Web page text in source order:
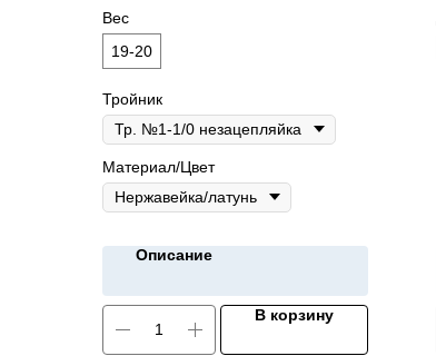
Вес
19-20
Тройник
Материал/Цвет
Описание
В корзину